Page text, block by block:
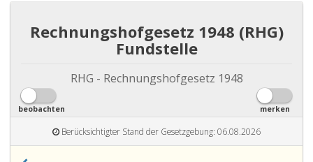
Rechnungshofgesetz 1948 (RHG)
Fundstelle
RHG - Rechnungshofgesetz 1948
beobachten merken
Berücksichtigter Stand der Gesetzgebung: 06.08.2026